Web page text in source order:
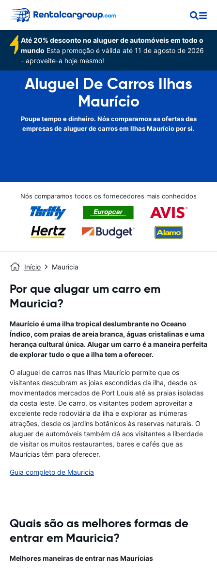
Até 20% desconto no aluguer de automóveis em todo o
mundo Esta promoção é válida até 11 de agosto de 2026
- aproveite-a hoje mesmo!
Aluguel De Carros Ilhas
Maurício
Poupe tempo e dinheiro. Nós comparamos as ofertas das
empresas de aluguer de carros em Ilhas Maurício por si.
Nós comparamos todos os fornecedores mais conhecidos
Início Mauricia
Por que alugar um carro em
Mauricia?
Maurício é uma ilha tropical deslumbrante no Oceano
Índico, com praias de areia branca, águas cristalinas e uma
herança cultural única. Alugar um carro é a maneira perfeita
de explorar tudo o que a ilha tem a oferecer.
O aluguel de carros nas Ilhas Maurício permite que os
visitantes descubram as joias escondidas da ilha, desde os
movimentados mercados de Port Louis até as praias isoladas
da costa leste. De carro, os visitantes podem aproveitar a
excelente rede rodoviária da ilha e explorar as inúmeras
atrações, desde os jardins botânicos às reservas naturais. O
aluguer de automóveis também dá aos visitantes a liberdade
de visitar os muitos restaurantes, bares e cafés que as
Maurícias têm para oferecer.
Guia completo de Mauricia
Quais são as melhores formas de
entrar em Mauricia?
Melhores maneiras de entrar nas Maurícias